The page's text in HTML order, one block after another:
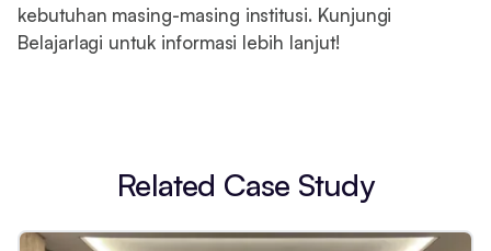
kebutuhan masing-masing institusi. Kunjungi
Belajarlagi untuk informasi lebih lanjut!
Related Case Study